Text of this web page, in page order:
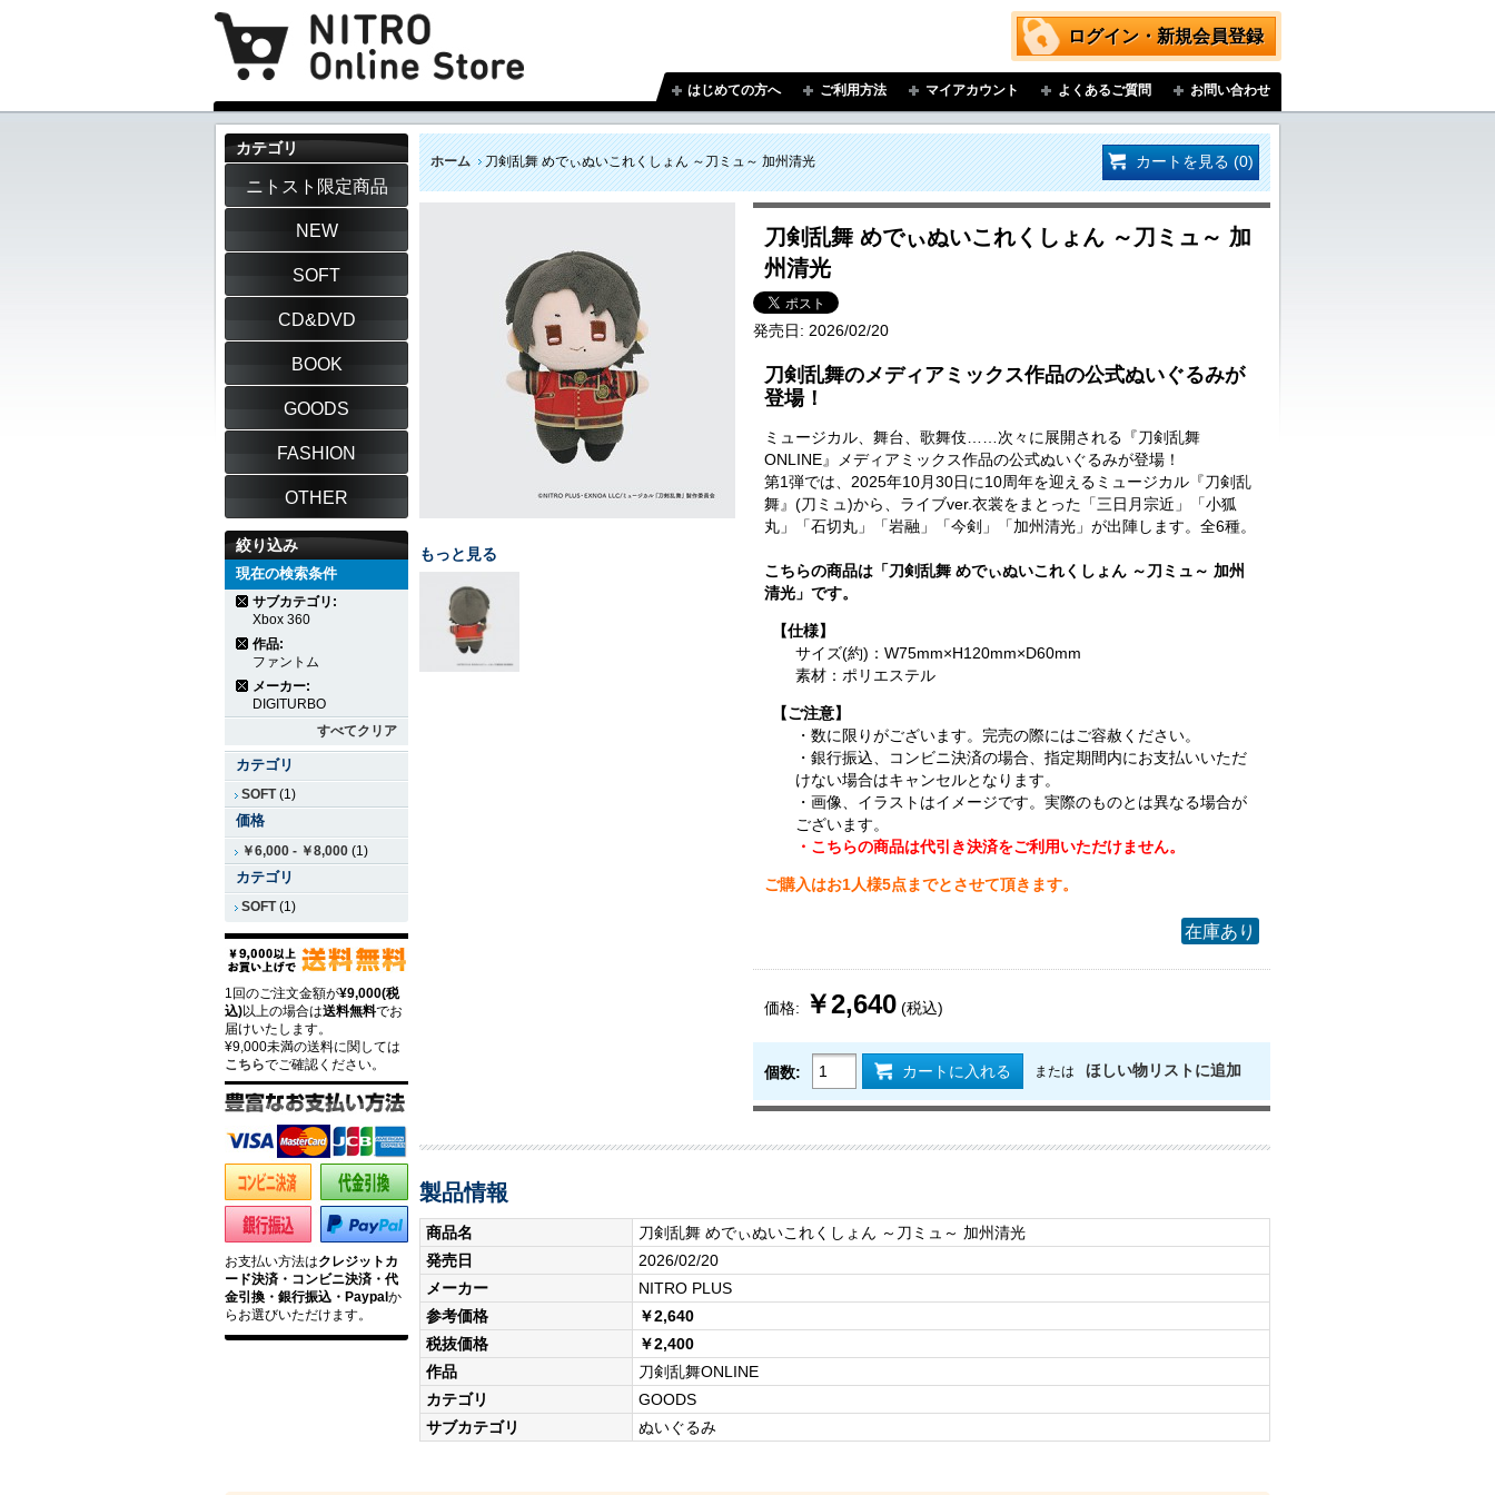
ログイン・新規会員登録
はじめての方へ ご利用方法 マイアカウント よくあるご質問 お問い合わせ
ホーム 刀剣乱舞 めでぃぬいこれくしょん ～刀ミュ～ 加州清光 カートを見る (0)
刀剣乱舞 めでぃぬいこれくしょん ～刀ミュ～ 加
州清光
発売日: 2026/02/20
刀剣乱舞のメディアミックス作品の公式ぬいぐるみが
登場！
ミュージカル、舞台、歌舞伎……次々に展開される『刀剣乱舞
ONLINE』メディアミックス作品の公式ぬいぐるみが登場！
第1弾では、2025年10月30日に10周年を迎えるミュージカル『刀剣乱
舞』(刀ミュ)から、ライブver.衣裳をまとった「三日月宗近」「小狐
丸」「石切丸」「岩融」「今剣」「加州清光」が出陣します。全6種。
こちらの商品は「刀剣乱舞 めでぃぬいこれくしょん ～刀ミュ～ 加州
清光」です。
【仕様】
サイズ(約)：W75mm×H120mm×D60mm
素材：ポリエステル
【ご注意】
・数に限りがございます。完売の際にはご容赦ください。
・銀行振込、コンビニ決済の場合、指定期間内にお支払いいただ
けない場合はキャンセルとなります。
・画像、イラストはイメージです。実際のものとは異なる場合が
ございます。
・こちらの商品は代引き決済をご利用いただけません。
ご購入はお1人様5点までとさせて頂きます。
在庫あり
価格: ￥2,640 (税込)
個数: カートに入れる または ほしい物リストに追加
もっと見る
製品情報
商品名
刀剣乱舞 めでぃぬいこれくしょん ～刀ミュ～ 加州清光
発売日
2026/02/20
メーカー
NITRO PLUS
参考価格
￥2,640
税抜価格
￥2,400
作品
刀剣乱舞ONLINE
カテゴリ
GOODS
サブカテゴリ
ぬいぐるみ
カテゴリ
ニトスト限定商品
NEW
SOFT
CD&DVD
BOOK
GOODS
FASHION
OTHER
絞り込み
現在の検索条件
サブカテゴリ:
Xbox 360
作品:
ファントム
メーカー:
DIGITURBO
すべてクリア
カテゴリ
SOFT(1)
価格
￥6,000 - ￥8,000 (1)
カテゴリ
SOFT(1)
1回のご注文金額が¥9,000(税
込)以上の場合は送料無料でお
届けいたします。
¥9,000未満の送料に関しては
こちらでご確認ください。
お支払い方法はクレジットカ
ード決済・コンビニ決済・代
金引換・銀行振込・Paypal か
らお選びいただけます。